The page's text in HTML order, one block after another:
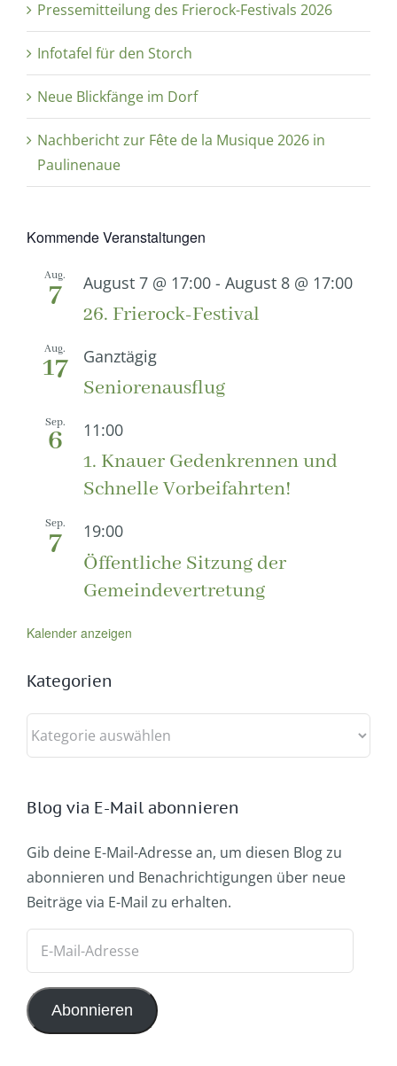
Pressemitteilung des Frierock-Festivals 2026
Infotafel für den Storch
Neue Blickfänge im Dorf
Nachbericht zur Fête de la Musique 2026 in
Paulinenaue
Kommende Veranstaltungen
Aug.
7 August 7 @ 17:00 - August 8 @ 17:00
26. Frierock-Festival
Aug.
17 Ganztägig
Seniorenausflug
Sep.
6 11:00
1. Knauer Gedenkrennen und
Schnelle Vorbeifahrten!
Sep.
7 19:00
Öffentliche Sitzung der
Gemeindevertretung
Kalender anzeigen
Kategorien
Kategorien
Blog via E-Mail abonnieren
Gib deine E-Mail-Adresse an, um diesen Blog zu
abonnieren und Benachrichtigungen über neue
Beiträge via E-Mail zu erhalten.
Adresse
Abonnieren